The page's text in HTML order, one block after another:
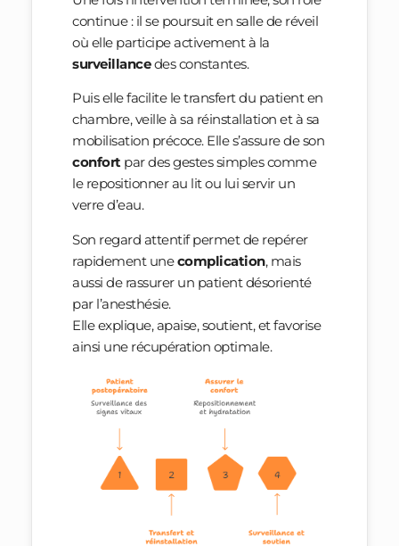
continue : il se poursuit en salle de réveil
où elle participe activement à la
surveillancedes constantes.
Puis elle facilite le transfert du patient en
chambre, veille à sa réinstallation et à sa
mobilisation précoce. Elle s’assure de son
confortpar des gestes simples comme
le repositionner au lit ou lui servir un
verre d’eau.
Son regard attentif permet de repérer
rapidement unecomplication, mais
aussi de rassurer un patient désorienté
par l’anesthésie.
Elle explique, apaise, soutient, et favorise
ainsi une récupération optimale.